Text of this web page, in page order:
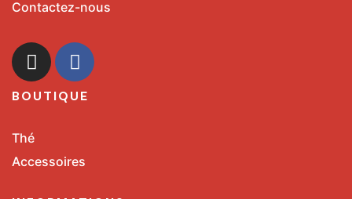
Contactez-nous
BOUTIQUE
Thé
Accessoires